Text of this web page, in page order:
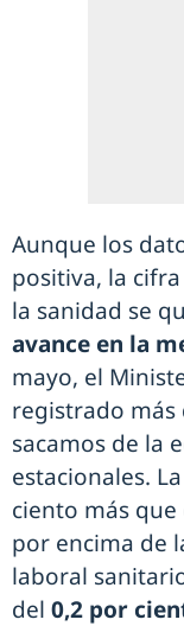
Aunque los
positiva, la
la sanidad se
avance en la
mayo, el
registrado más
sacamos de la
estacionales.
ciento más
por encima de
laboral
del 0,2 por